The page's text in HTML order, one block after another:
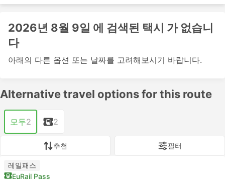
2026년 8월 9일 에 검색된 택시 가 없습니
다
아래의 다른 옵션 또는 날짜를 고려해보시기 바랍니다.
Alternative travel options for this route
모두2 2
추천 필터
레일패스
EuRail Pass